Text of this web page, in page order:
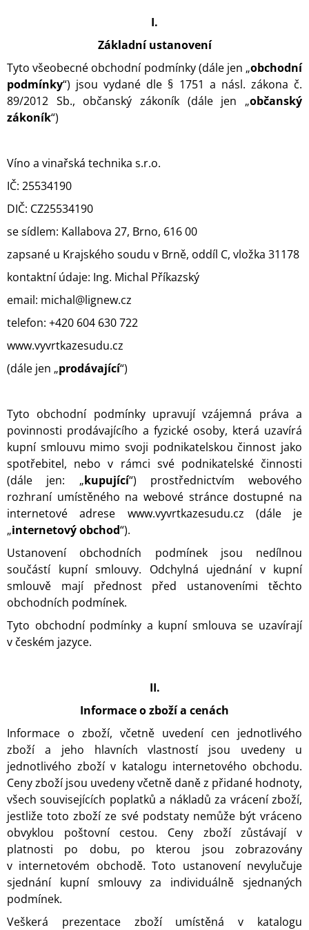
I.
Základní ustanovení
Tyto všeobecné obchodní podmínky (dále jen „obchodní
podmínky“) jsou vydané dle § 1751 a násl. zákona č.
89/2012 Sb., občanský zákoník (dále jen „občanský
zákoník“)
Víno a vinařská technika s.r.o.
IČ: 25534190
DIČ: CZ25534190
se sídlem: Kallabova 27, Brno, 616 00
zapsané u Krajského soudu v Brně, oddíl C, vložka 31178
kontaktní údaje: Ing. Michal Příkazský
email: michal@lignew.cz
telefon: +420 604 630 722
www.vyvrtkazesudu.cz
(dále jen „prodávající“)
Tyto obchodní podmínky upravují vzájemná práva a
povinnosti prodávajícího a fyzické osoby, která uzavírá
kupní smlouvu mimo svoji podnikatelskou činnost jako
spotřebitel, nebo v rámci své podnikatelské činnosti
(dále jen: „kupující“) prostřednictvím webového
rozhraní umístěného na webové stránce dostupné na
internetové adrese www.vyvrtkazesudu.cz (dále je
„internetový obchod“).
Ustanovení obchodních podmínek jsou nedílnou
součástí kupní smlouvy. Odchylná ujednání v kupní
smlouvě mají přednost před ustanoveními těchto
obchodních podmínek.
Tyto obchodní podmínky a kupní smlouva se uzavírají
v českém jazyce.
II.
Informace o zboží a cenách
Informace o zboží, včetně uvedení cen jednotlivého
zboží a jeho hlavních vlastností jsou uvedeny u
jednotlivého zboží v katalogu internetového obchodu.
Ceny zboží jsou uvedeny včetně daně z přidané hodnoty,
všech souvisejících poplatků a nákladů za vrácení zboží,
jestliže toto zboží ze své podstaty nemůže být vráceno
obvyklou poštovní cestou. Ceny zboží zůstávají v
platnosti po dobu, po kterou jsou zobrazovány
v internetovém obchodě. Toto ustanovení nevylučuje
sjednání kupní smlouvy za individuálně sjednaných
podmínek.
Veškerá prezentace zboží umístěná v katalogu
T
?
HLEDAT
D
O
O
U
Č
U
J
M
E
VÍNO
-
PALISANDR
VIOLETA
2
849
Kč